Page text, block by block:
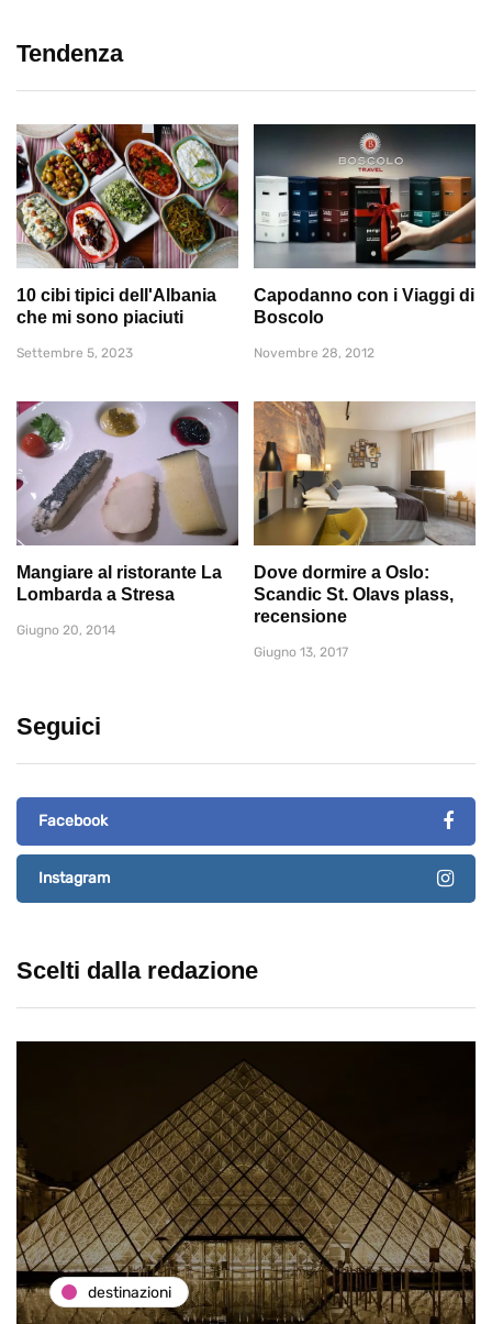
Tendenza
10 cibi tipici dell'Albania
che mi sono piaciuti
Settembre 5, 2023
Capodanno con i Viaggi di
Boscolo
Novembre 28, 2012
Mangiare al ristorante La
Lombarda a Stresa
Giugno 20, 2014
Dove dormire a Oslo:
Scandic St. Olavs plass,
recensione
Giugno 13, 2017
Seguici
Facebook
Instagram
Scelti dalla redazione
destinazioni